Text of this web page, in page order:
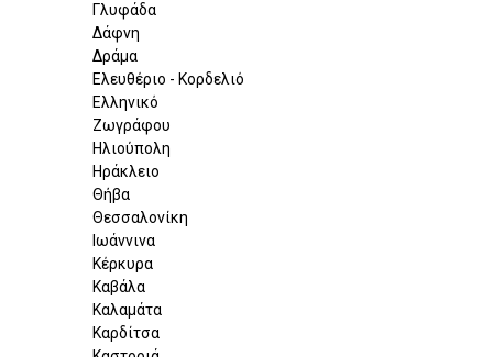
Γλυφάδα
Δάφνη
Δράμα
Ελευθέριο - Κορδελιό
Ελληνικό
Ζωγράφου
Ηλιούπολη
Ηράκλειο
Θήβα
Θεσσαλονίκη
Ιωάννινα
Κέρκυρα
Καβάλα
Καλαμάτα
Καρδίτσα